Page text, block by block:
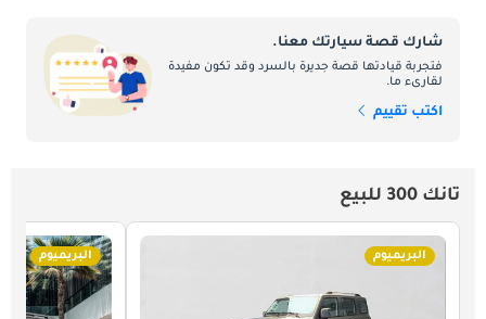
شارك قصة سيارتك معنا.
فتجربة قيادتها قصة جديرة بالسرد وقد تكون مفيدة
لقارىء ما.
اكتب تقييم
تانك 300 للبيع
البريميوم البريميوم